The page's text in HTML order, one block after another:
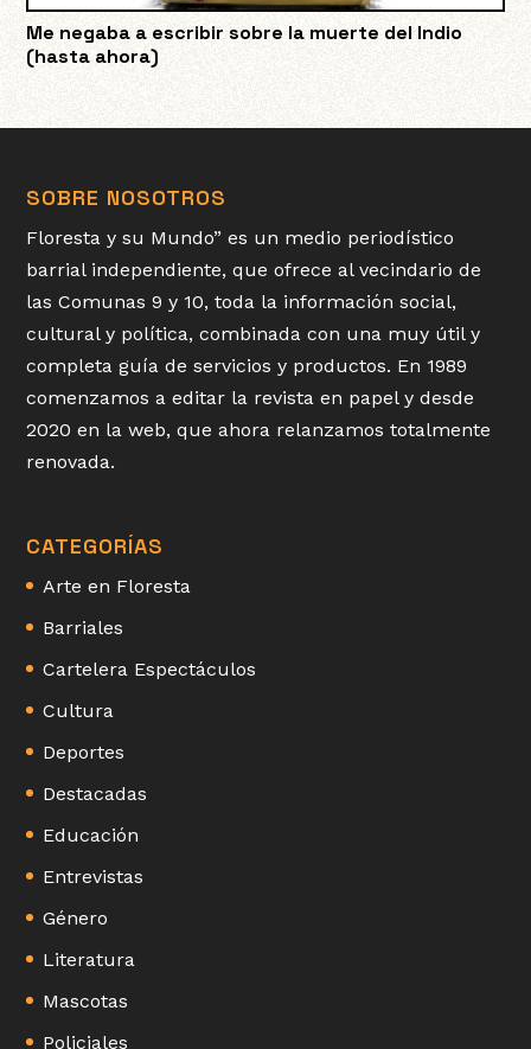
Me negaba a escribir sobre la muerte del Indio
(hasta ahora)
SOBRE NOSOTROS
Floresta y su Mundo” es un medio periodístico
barrial independiente, que ofrece al vecindario de
las Comunas 9 y 10, toda la información social,
cultural y política, combinada con una muy útil y
completa guía de servicios y productos. En 1989
comenzamos a editar la revista en papel y desde
2020 en la web, que ahora relanzamos totalmente
renovada.
CATEGORÍAS
Arte en Floresta
Barriales
Cartelera Espectáculos
Cultura
Deportes
Destacadas
Educación
Entrevistas
Género
Literatura
Mascotas
Policiales